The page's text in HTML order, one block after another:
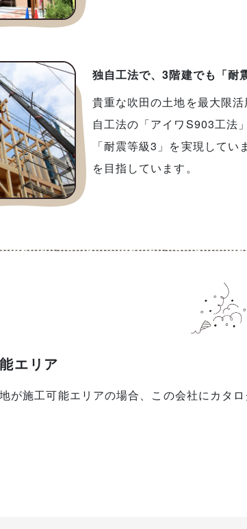
独自工法で、3階建でも「耐
貴重な吹田の土地を最大限
自工法の「アイワS903工法
「耐震等級3」を実現して
を目指しています。
エリア
が施工可能エリアの場合、この会社にカタ